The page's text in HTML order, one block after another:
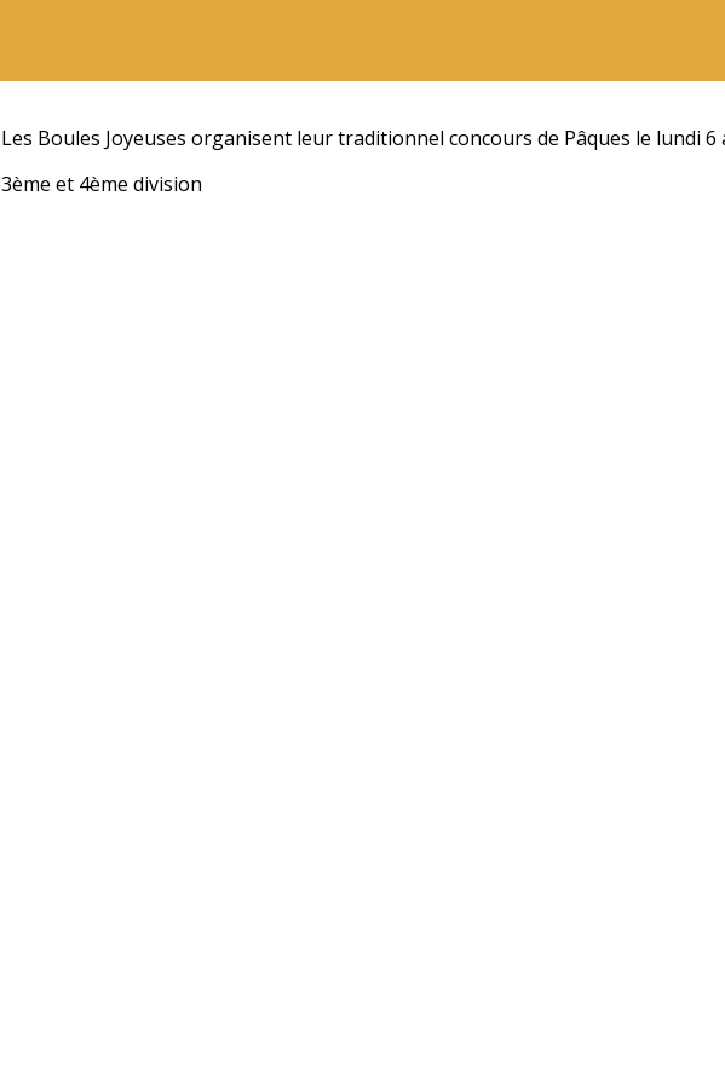
Les Boules Joyeuses organisent leur traditionnel concours de Pâques le lundi
3ème et 4ème division